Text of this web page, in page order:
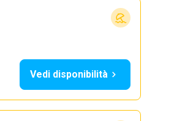
Vedi disponibilità